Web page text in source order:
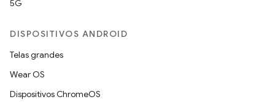
5G
DISPOSITIVOS ANDROID
Telas grandes
Wear OS
Dispositivos ChromeOS